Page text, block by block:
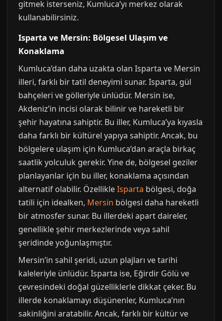
gitmek isterseniz, Kumluca’yı merkez olarak
kullanabilirsiniz.
Isparta ve Mersin: Bölgesel Ulaşım ve
Konaklama
Kumluca’dan daha uzakta olan Isparta ve Mersin
illeri, farklı bir tatil deneyimi sunar. Isparta, gül
bahçeleri ve gölleriyle ünlüdür. Mersin ise,
Akdeniz’in incisi olarak bilinir ve hareketli bir
şehir hayatına sahiptir. Bu iller, Kumluca’ya kıyasla
daha farklı bir kültürel yapıya sahiptir. Ancak, bu
bölgelere ulaşım için Kumluca’dan araçla birkaç
saatlik yolculuk gerekir. Yine de, bölgesel geziler
planlayanlar için bu iller, konaklama açısından
alternatif olabilir. ÖzellikleIsparta bölgesi, doğa
tatili için idealken, Mersin bölgesi daha hareketli
bir atmosfer sunar. Bu illerdeki apart daireler,
genellikle şehir merkezlerinde veya sahil
şeridinde yoğunlaşmıştır.
Mersin’in sahil şeridi, uzun plajları ve tarihi
kaleleriyle ünlüdür. Isparta ise, Eğirdir Gölü ve
çevresindeki doğal güzelliklerle dikkat çeker. Bu
illerde konaklamayı düşünenler, Kumluca’nın
sakinliğini aratabilir. Ancak, farklı bir kültür ve